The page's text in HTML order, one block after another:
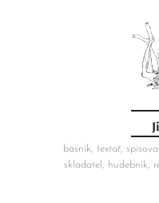
básník, textař,
skladatel, hudebník,